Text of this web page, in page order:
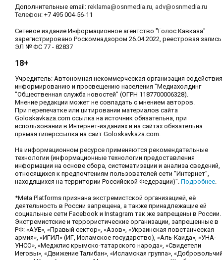
Дополнительные email: reklama@osnmedia.ru, adv@osnmedia.ru
Телефон: +7 495 004-56-11
Сетевое издание Информационное агентство "Голос Кавказа"
зарегистрировано Роскомнадзором 26.04.2022, реестровая запись
ЭЛ № ФС 77 - 82837
18+
Учредитель: Автономная некоммерческая организация содействия
информированию и просвещению населения "Медиахолдинг
"Общественная служба новостей" (ОГРН 1187700006328).
Мнение редакции может не совпадать с мнением авторов.
При перепечатке или цитировании материалов сайта
Goloskavkaza.com ссылка на источник обязательна, при
использовании в Интернет-изданиях и на сайтах обязательна
прямая гиперссылка на сайт Goloskavkaza.com.
На информационном ресурсе применяются рекомендательные
технологии (информационные технологии предоставления
информации на основе сбора, систематизации и анализа сведений,
относящихся к предпочтениям пользователей сети "Интернет",
находящихся на территории Российской Федерации)". Подробнее.
*Meta Platforms признана экстремистской организацией, её
деятельность в России запрещена, а также принадлежащие ей
социальные сети Facebook и Instagram так же запрещены в России.
Экстремистские и террористические организации, запрещенные в
РФ: «АУЕ», «Правый сектор», «Азов», «Украинская повстанческая
армия», «ИГИЛ» (ИГ, Исламское государство), «Аль-Каида», «УНА-
УНСО», «Меджлис крымско-татарского народа», «Свидетели
Иеговы», «Движение Талибан», «Исламская группа»,